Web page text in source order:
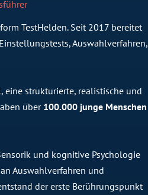
TestHelden. Seit 2017 bereitet
Auswahlverfahren,
eine strukturierte, realistische und
über100.000 junge Menschen
und kognitive Psychologie
Auswahlverfahren und
der erste Berührungspunkt